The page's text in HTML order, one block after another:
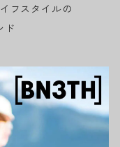
フスタイルの
ド